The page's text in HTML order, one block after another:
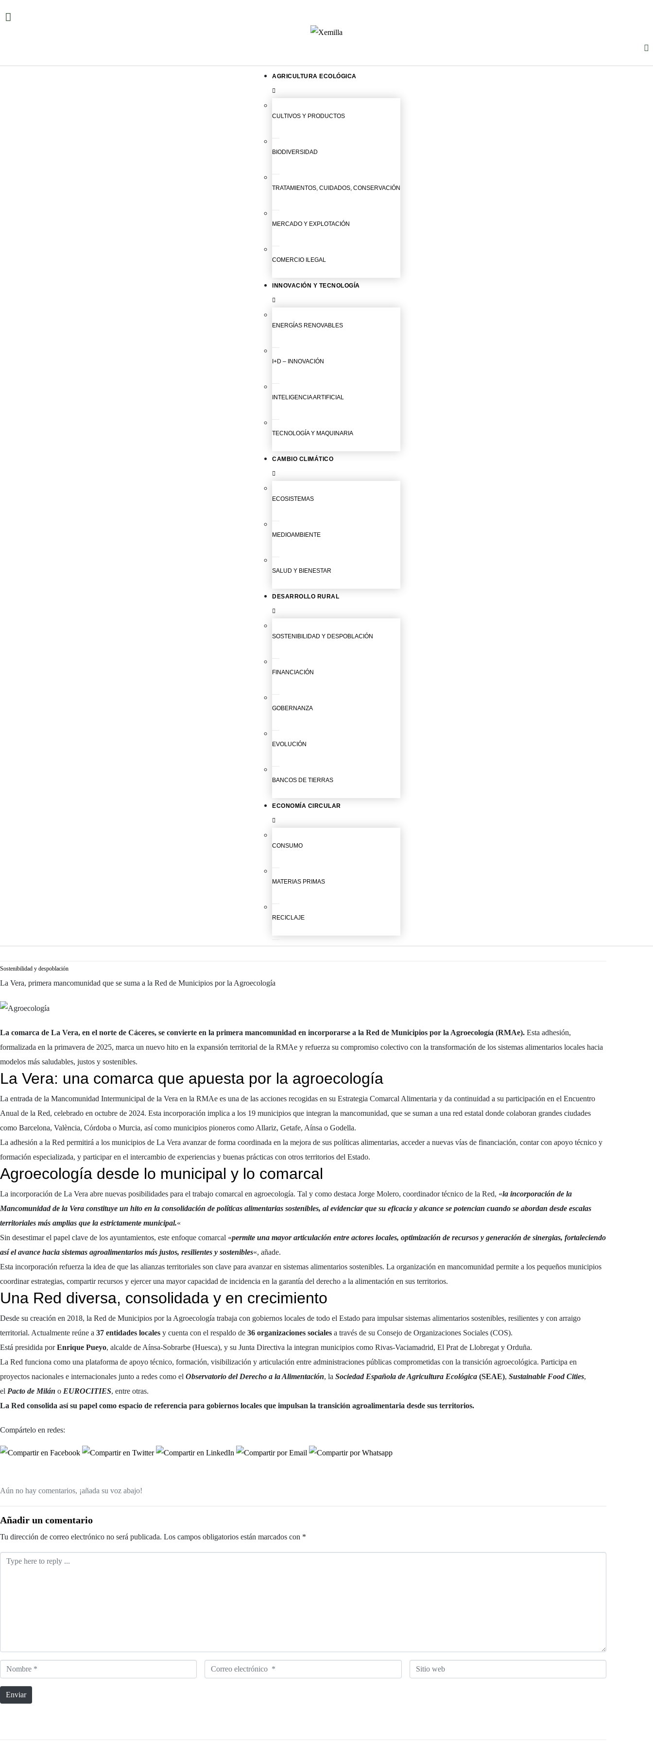
AGRICULTURA ECOLÓGICA
CULTIVOS Y PRODUCTOS
BIODIVERSIDAD
TRATAMIENTOS, CUIDADOS, CONSERVACIÓN
MERCADO Y EXPLOTACIÓN
COMERCIO ILEGAL
INNOVACIÓN Y TECNOLOGÍA
ENERGÍAS RENOVABLES
I+D – INNOVACIÓN
INTELIGENCIA ARTIFICIAL
TECNOLOGÍA Y MAQUINARIA
CAMBIO CLIMÁTICO
ECOSISTEMAS
MEDIOAMBIENTE
SALUD Y BIENESTAR
DESARROLLO RURAL
SOSTENIBILIDAD Y DESPOBLACIÓN
FINANCIACIÓN
GOBERNANZA
EVOLUCIÓN
BANCOS DE TIERRAS
ECONOMÍA CIRCULAR
CONSUMO
MATERIAS PRIMAS
RECICLAJE
Sostenibilidad y despoblación
La Vera, primera mancomunidad que se suma a la Red de Municipios por la Agroecología
La comarca de La Vera, en el norte de Cáceres, se convierte en la primera mancomunidad en incorporarse a la Red de Municipios por la Agroecología (RMAe). Esta adhesión,
formalizada en la primavera de 2025, marca un nuevo hito en la expansión territorial de la RMAe y refuerza su compromiso colectivo con la transformación de los sistemas alimentarios locales hacia
modelos más saludables, justos y sostenibles.
La Vera: una comarca que apuesta por la agroecología
La entrada de la Mancomunidad Intermunicipal de la Vera en la RMAe es una de las acciones recogidas en su Estrategia Comarcal Alimentaria y da continuidad a su participación en el Encuentro
Anual de la Red, celebrado en octubre de 2024. Esta incorporación implica a los 19 municipios que integran la mancomunidad, que se suman a una red estatal donde colaboran grandes ciudades
como Barcelona, València, Córdoba o Murcia, así como municipios pioneros como Allariz, Getafe, Aínsa o Godella.
La adhesión a la Red permitirá a los municipios de La Vera avanzar de forma coordinada en la mejora de sus políticas alimentarias, acceder a nuevas vías de financiación, contar con apoyo técnico y
formación especializada, y participar en el intercambio de experiencias y buenas prácticas con otros territorios del Estado.
Agroecología desde lo municipal y lo comarcal
La incorporación de La Vera abre nuevas posibilidades para el trabajo comarcal en agroecología. Tal y como destaca Jorge Molero, coordinador técnico de la Red, «la incorporación de la
Mancomunidad de la Vera constituye un hito en la consolidación de políticas alimentarias sostenibles, al evidenciar que su eficacia y alcance se potencian cuando se abordan desde escalas
territoriales más amplias que la estrictamente municipal.«
Sin desestimar el papel clave de los ayuntamientos, este enfoque comarcal «permite una mayor articulación entre actores locales, optimización de recursos y generación de sinergias, fortaleciendo
así el avance hacia sistemas agroalimentarios más justos, resilientes y sostenibles«, añade.
Esta incorporación refuerza la idea de que las alianzas territoriales son clave para avanzar en sistemas alimentarios sostenibles. La organización en mancomunidad permite a los pequeños municipios
coordinar estrategias, compartir recursos y ejercer una mayor capacidad de incidencia en la garantía del derecho a la alimentación en sus territorios.
Una Red diversa, consolidada y en crecimiento
Desde su creación en 2018, la Red de Municipios por la Agroecología trabaja con gobiernos locales de todo el Estado para impulsar sistemas alimentarios sostenibles, resilientes y con arraigo
territorial. Actualmente reúne a 37 entidades locales y cuenta con el respaldo de 36 organizaciones sociales a través de su Consejo de Organizaciones Sociales (COS).
Está presidida porEnrique Pueyo, alcalde de Aínsa-Sobrarbe (Huesca), y su Junta Directiva la integran municipios como Rivas-Vaciamadrid, El Prat de Llobregat y Orduña.
La Red funciona como una plataforma de apoyo técnico, formación, visibilización y articulación entre administraciones públicas comprometidas con la transición agroecológica. Participa en
proyectos nacionales e internacionales junto a redes como el Observatorio del Derecho a la Alimentación, la Sociedad Española de Agricultura Ecológica (SEAE), Sustainable Food Cities,
el Pacto de Milán o EUROCITIES, entre otras.
La Red consolida así su papel como espacio de referencia para gobiernos locales que impulsan la transición agroalimentaria desde sus territorios.
Compártelo en redes:
Aún no hay comentarios, ¡añada su voz abajo!
Añadir un comentario
Tu dirección de correo electrónico no será publicada. Los campos obligatorios están marcados con *
Comentario
Nombre
*
Correo
electrónico
Sitio
web
Enviar